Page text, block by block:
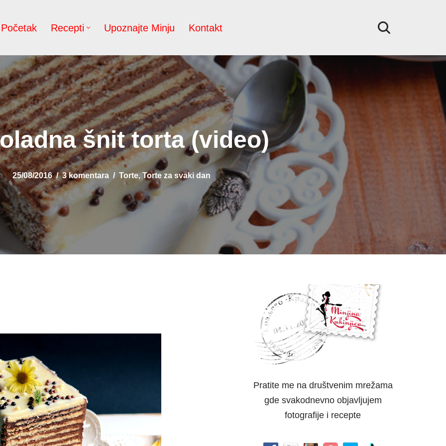
Početak Recepti Upoznajte Minju Kontakt
šnit torta (video)
25/08/2016 3 komentara Torte,Torte za svaki dan
Pratite me na društvenim mrežama
gde svakodnevno objavljujem
fotografije i recepte